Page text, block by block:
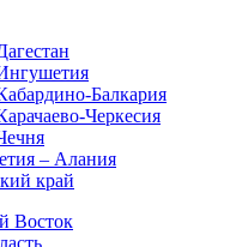
Балкария
Черкесия
– Алания
край
Восток